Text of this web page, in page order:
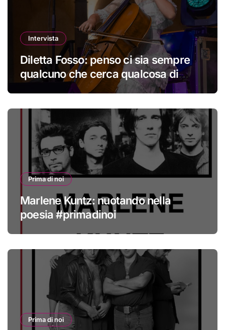
Intervista
Diletta Fosso: penso ci sia sempre
qualcuno che cerca qualcosa di
Prima di noi
Marlene Kuntz: nuotando nella
poesia #primadinoi
Prima di noi